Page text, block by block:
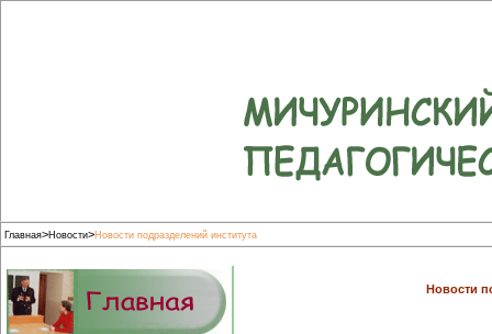
Главная>Новости>Новости подразделений института
Новости